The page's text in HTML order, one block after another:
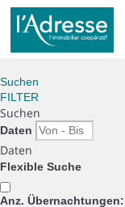
Suchen
FILTER
Suchen
Daten
Daten
Flexible Suche
Anz. Übernachtungen: